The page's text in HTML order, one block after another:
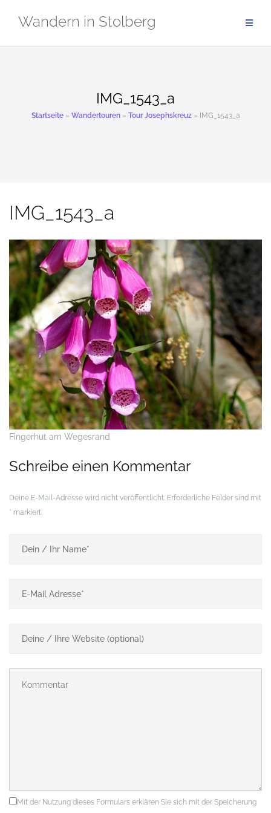
InhaltWandern in Stolberg
IMG_1543_a
Startseite» Wandertouren» Tour Josephskreuz» IMG_1543_a
IMG_1543_a
Fingerhut am Wegesrand
Schreibe einen Kommentar
Deine E-Mail-Adresse wird nicht veröffentlicht. Erforderliche Felder sind mit
* markiert
Mit der Nutzung dieses Formulars erklären Sie sich mit der Speicherung